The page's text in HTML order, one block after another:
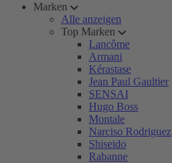
Marken
Alle anzeigen
Top Marken
Lancôme
Armani
Kérastase
Jean Paul Gaultier
SENSAI
Hugo Boss
Montale
Narciso Rodriguez
Shiseido
Rabanne